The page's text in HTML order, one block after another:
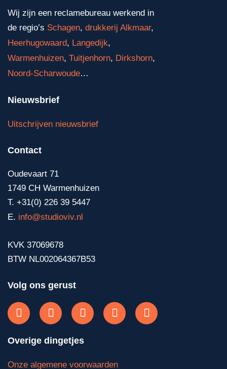
Wij zijn een reclamebureau werkend in
de regio’s Schagen, drukkerij Alkmaar,
Heerhugowaard, Langedijk,
Warmenhuizen, Tuitjenhorn, Dirkshorn,
Noord-Scharwoude…
Nieuwsbrief
Uitschrijven nieuwsbrief
Contact
Oudevaart 71
1749 CH Warmenhuizen
T. +31(0) 226 39 5447
E. info@studioviv.nl
KVK 37069678
BTW NL002064367B53
Volg ons gerust
Overige dingetjes
Onze algemene voorwaarden